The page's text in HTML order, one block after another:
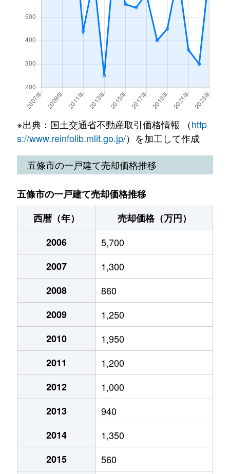
※出典：国土交通省不動産取引価格情報 （http
s://www.reinfolib.mlit.go.jp/）を加工して作成
五條市の一戸建て売却価格推移
五條市の一戸建て売却価格推移
西暦（年）
売却価格（万円）
2006
5,700
2007
1,300
2008
860
2009
1,250
2010
1,950
2011
1,200
2012
1,000
2013
940
2014
1,350
2015
560